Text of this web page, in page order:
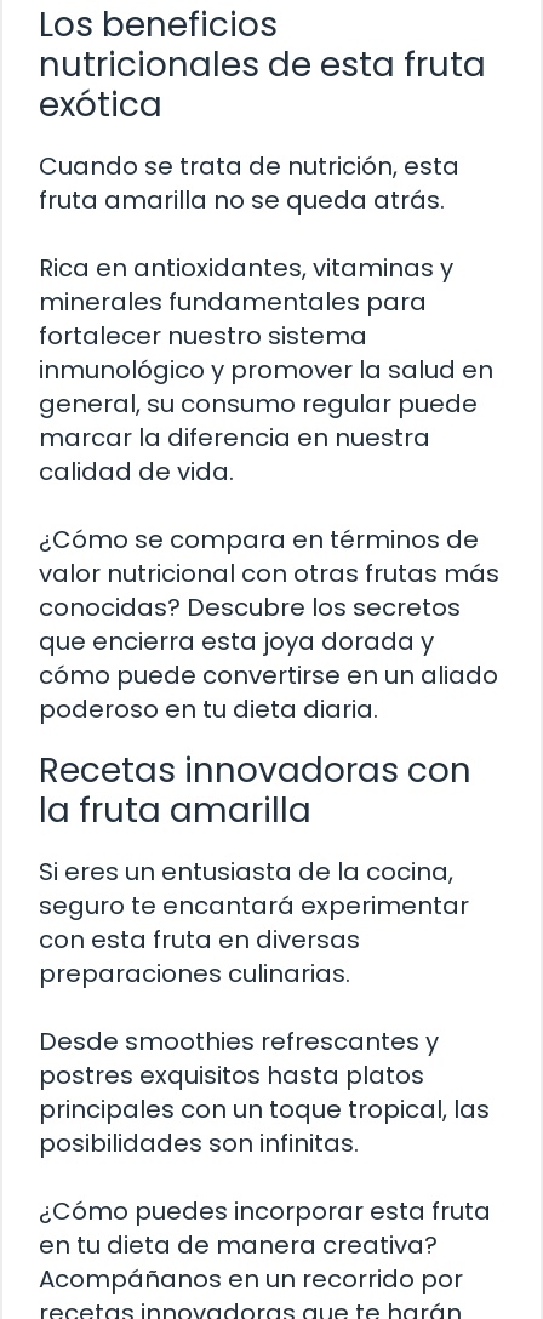
Los beneficios
nutricionales de esta fruta
exótica
Cuando se trata de nutrición, esta
fruta amarilla no se queda atrás.
Rica en antioxidantes, vitaminas y
minerales fundamentales para
fortalecer nuestro sistema
inmunológico y promover la salud en
general, su consumo regular puede
marcar la diferencia en nuestra
calidad de vida.
¿Cómo se compara en términos de
valor nutricional con otras frutas más
conocidas? Descubre los secretos
que encierra esta joya dorada y
cómo puede convertirse en un aliado
poderoso en tu dieta diaria.
Recetas innovadoras con
la fruta amarilla
Si eres un entusiasta de la cocina,
seguro te encantará experimentar
con esta fruta en diversas
preparaciones culinarias.
Desde smoothies refrescantes y
postres exquisitos hasta platos
principales con un toque tropical, las
posibilidades son infinitas.
¿Cómo puedes incorporar esta fruta
en tu dieta de manera creativa?
Acompáñanos en un recorrido por